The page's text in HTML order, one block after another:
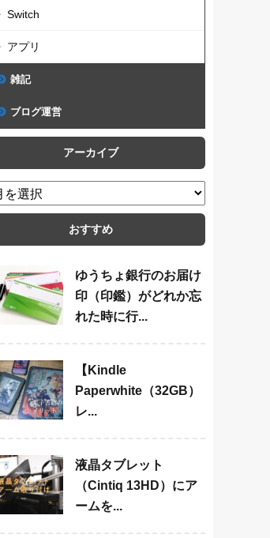
Switch
アプリ
雑記
ブログ運営
アーカイブ
おすすめ
ゆうちょ銀行のお届け
印（印鑑）がどれか忘
れた時に行...
【Kindle
Paperwhite（32GB）
レ...
液晶タブレット
（Cintiq 13HD）にア
ームを...